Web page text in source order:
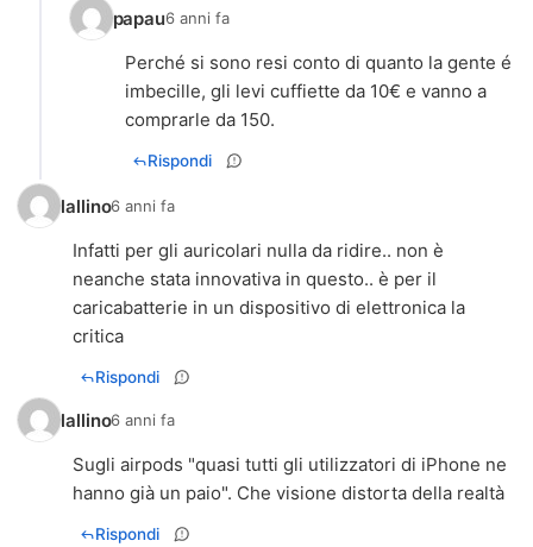
papau6 anni fa
Perché si sono resi conto di quanto la gente é
imbecille, gli levi cuffiette da 10€ e vanno a
comprarle da 150.
Rispondi
lallino6 anni fa
Infatti per gli auricolari nulla da ridire.. non è
neanche stata innovativa in questo.. è per il
caricabatterie in un dispositivo di elettronica la
critica
Rispondi
lallino6 anni fa
Sugli airpods "quasi tutti gli utilizzatori di iPhone ne
hanno già un paio". Che visione distorta della realtà
Rispondi